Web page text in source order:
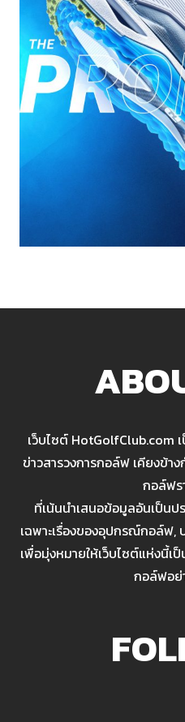
เว็บไซต์ HotGolfClub.com
ข่าวสารวงการกอล์ฟ เคียงข้
กอล์ฟ
ที่เน้นนำเสนอข้อมูลอันเป็น
เฉพาะเรื่องของอุปกรณ์กอล์ฟ,
เพื่อมุ่งหมายให้เว็บไซต์แห่งนี้
กอล์ฟอย่